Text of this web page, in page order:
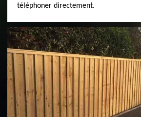
téléphoner directement.